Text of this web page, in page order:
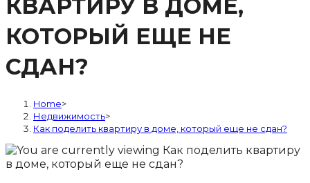
КВАРТИРУ В ДОМЕ,
КОТОРЫЙ ЕЩЕ НЕ
СДАН?
Home>
Недвижимость>
Как поделить квартиру в доме, который еще не сдан?